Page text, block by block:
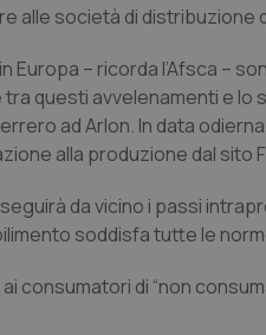
alle società di
Europa – ricorda l’Afsca –
questi avvelenamenti e lo
ad Arlon. In data
alla produzione dal sito
da vicino i passi
soddisfa tutte le
ai consumatori di “non